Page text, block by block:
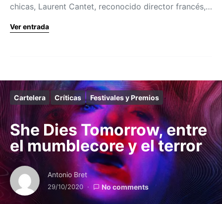
chicas, Laurent Cantet, reconocido director francés,…
Ver entrada
Cartelera Críticas Festivales y Premios
She Dies Tomorrow, entre
el mumblecore y el terror
Antonio Bret
29/10/2020 No comments